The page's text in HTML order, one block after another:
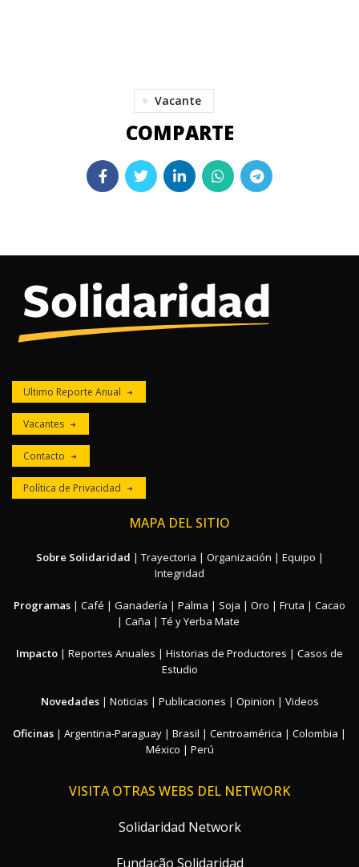
Vacante
Ultimo Reporte Anual
Vacantes
Contacto
Política de Privacidad
MAPA DEL SITIO
Sobre Solidaridad | Trayectoria | Organización | Equipo |
Integridad
Programas | Café | Ganadería | Palma | Soja | Oro | Fruta | Cacao
| Caña | Té y Yerba Mate
Impacto | Reportes Anuales | Historias de Productores | Casos de
Estudio
Novedades| Noticias | Publicaciones | Opinion | Videos
Oficinas | Argentina-Paraguay | Brasil | Centroamérica | Colombia |
México | Perú
VISITA OTRAS WEBS DEL NETWORK
Solidaridad Network
Fundação Solidaridad